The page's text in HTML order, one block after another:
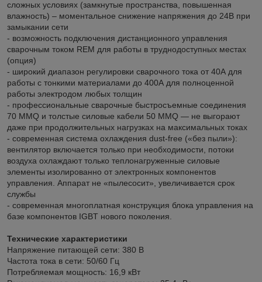
сложных условиях (замкнутые пространства, повышенная
влажность) – моментальное снижение напряжения до 24В при
замыкании сети
- возможность подключения дистанционного управления
сварочным током REM для работы в труднодоступных местах
(опция)
- широкий диапазон регулировки сварочного тока от 40А для
работы с тонкими материалами до 400А для полноценной
работы электродом любых толщин
- профессиональные сварочные быстросъемные соединения
70 MMQ и толстые силовые кабели 50 MMQ — не выгорают
даже при продолжительных нагрузках на максимальных токах
- современная система охлаждения dust-free («без пыли»):
вентилятор включается только при необходимости, потоки
воздуха охлаждают только теплонагруженные силовые
элементы изолированно от электронных компонентов
управления. Аппарат не «пылесосит», увеличивается срок
службы
- современная многоплатная конструкция блока управления на
базе компонентов IGBT нового поколения.
Технические характеристики
Напряжение питающей сети: 380 В
Частота тока в сети: 50/60 Гц
Потребляемая мощность: 16,9 кВт